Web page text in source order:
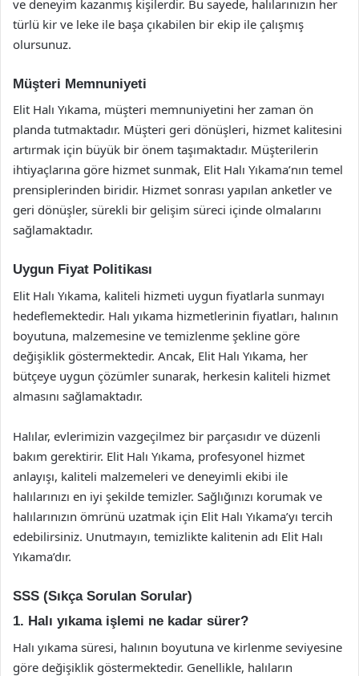
ve deneyim kazanmış kişilerdir. Bu sayede, halılarınızın her
türlü kir ve leke ile başa çıkabilen bir ekip ile çalışmış
olursunuz.
Müşteri Memnuniyeti
Elit Halı Yıkama, müşteri memnuniyetini her zaman ön
planda tutmaktadır. Müşteri geri dönüşleri, hizmet kalitesini
artırmak için büyük bir önem taşımaktadır. Müşterilerin
ihtiyaçlarına göre hizmet sunmak, Elit Halı Yıkama’nın temel
prensiplerinden biridir. Hizmet sonrası yapılan anketler ve
geri dönüşler, sürekli bir gelişim süreci içinde olmalarını
sağlamaktadır.
Uygun Fiyat Politikası
Elit Halı Yıkama, kaliteli hizmeti uygun fiyatlarla sunmayı
hedeflemektedir. Halı yıkama hizmetlerinin fiyatları, halının
boyutuna, malzemesine ve temizlenme şekline göre
değişiklik göstermektedir. Ancak, Elit Halı Yıkama, her
bütçeye uygun çözümler sunarak, herkesin kaliteli hizmet
almasını sağlamaktadır.
Halılar, evlerimizin vazgeçilmez bir parçasıdır ve düzenli
bakım gerektirir. Elit Halı Yıkama, profesyonel hizmet
anlayışı, kaliteli malzemeleri ve deneyimli ekibi ile
halılarınızı en iyi şekilde temizler. Sağlığınızı korumak ve
halılarınızın ömrünü uzatmak için Elit Halı Yıkama’yı tercih
edebilirsiniz. Unutmayın, temizlikte kalitenin adı Elit Halı
Yıkama’dır.
SSS (Sıkça Sorulan Sorular)
1. Halı yıkama işlemi ne kadar sürer?
Halı yıkama süresi, halının boyutuna ve kirlenme seviyesine
göre değişiklik göstermektedir. Genellikle, halıların